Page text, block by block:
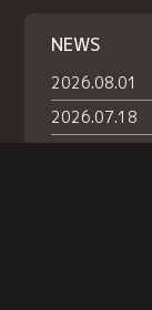
NEWS
2026.08.01
2026.07.18